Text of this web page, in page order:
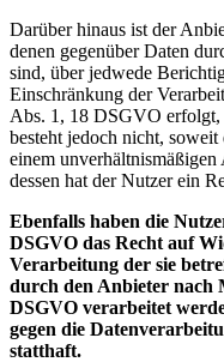
Darüber hinaus ist der
denen gegenüber Daten
sind, über jedwede
Einschränkung der
Abs. 1, 18 DSGVO
besteht jedoch nicht,
einem
dessen hat der Nutzer ein
Ebenfalls haben die
DSGVO das Recht auf
Verarbeitung der sie
durch den Anbieter nach
DSGVO verarbeitet
gegen die
statthaft.